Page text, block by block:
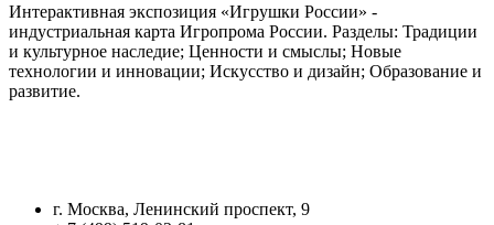
Интерактивная экспозиция «Игрушки России» -
индустриальная карта Игропрома России. Разделы: Традиции
и культурное наследие; Ценности и смыслы; Новые
технологии и инновации; Искусство и дизайн; Образование и
развитие.
г. Москва, Ленинский проспект, 9